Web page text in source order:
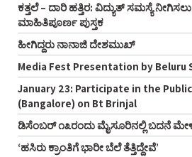
ಕತ್ತಲೆ – ದಾರಿ ಹತ್ತಿರ: ವಿದ್ಯುತ್ ಸಮಸ್ಯೆ
ಮಾಹಿತಿಪೂರ್ಣ ಪುಸ್ತಕ
ಹೀಗಿದ್ದರು ನಾನಾಜಿ ದೇಶಮುಖ್
Media Fest Presentation by Beluru
January 23: Participate in the
(Bangalore) on Bt Brinjal
ಡಿಸೆಂಬರ್ ೧೩ರಂದು ಮೈಸೂರಿನಲ್ಲಿ ಬದನೆ
‘ಹಸಿರು ಕ್ರಾಂತಿಗೆ ಭಾರೀ ಬೆಲೆ ತೆತ್ತಿದ್ದೇವೆ’